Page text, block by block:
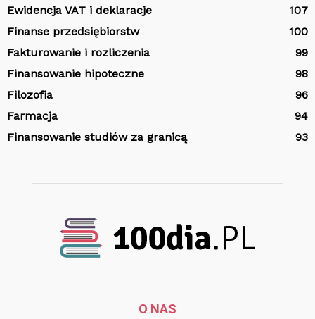
Ewidencja VAT i deklaracje
107
Finanse przedsiębiorstw
100
Fakturowanie i rozliczenia
99
Finansowanie hipoteczne
98
Filozofia
96
Farmacja
94
Finansowanie studiów za granicą
93
O NAS